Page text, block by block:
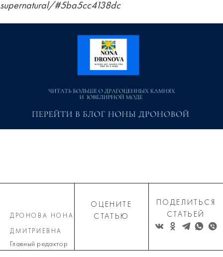
supernatural/#5ba5cc4138dc
ДРОНОВА НОНА
ДМИТРИЕВНА
Главный редактор
ОЦЕНИТЕ
СТАТЬЮ
ПОДЕЛИТЬСЯ
СТАТЬЕЙ